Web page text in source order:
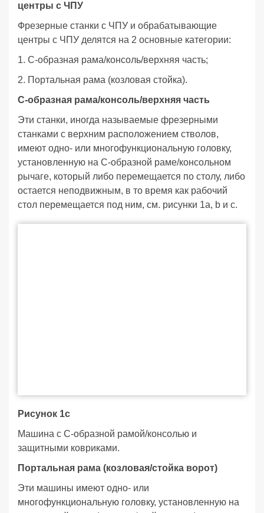
центры с ЧПУ
Фрезерные станки с ЧПУ и обрабатывающие
центры с ЧПУ делятся на 2 основные категории:
1. С-образная рама/консоль/верхняя часть;
2. Портальная рама (козловая стойка).
С-образная рама/консоль/верхняя часть
Эти станки, иногда называемые фрезерными
станками с верхним расположением стволов,
имеют одно- или многофункциональную головку,
установленную на С-образной раме/консольном
рычаге, который либо перемещается по столу, либо
остается неподвижным, в то время как рабочий
стол перемещается под ним, см. рисунки 1a, b и c.
Рисунок 1c
Машина с С-образной рамой/консолью и
защитными ковриками.
Портальная рама (козловая/стойка ворот)
Эти машины имеют одно- или
многофункциональную головку, установленную на